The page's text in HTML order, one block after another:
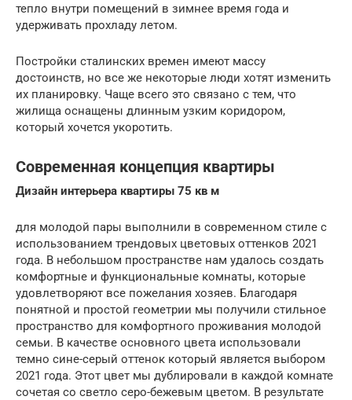
тепло внутри помещений в зимнее время года и
удерживать прохладу летом.
Постройки сталинских времен имеют массу
достоинств, но все же некоторые люди хотят изменить
их планировку. Чаще всего это связано с тем, что
жилища оснащены длинным узким коридором,
который хочется укоротить.
Современная концепция квартиры
Дизайн интерьера квартиры 75 кв м
для молодой пары выполнили в современном стиле с
использованием трендовых цветовых оттенков 2021
года. В небольшом пространстве нам удалось создать
комфортные и функциональные комнаты, которые
удовлетворяют все пожелания хозяев. Благодаря
понятной и простой геометрии мы получили стильное
пространство для комфортного проживания молодой
семьи. В качестве основного цвета использовали
темно сине-серый оттенок который является выбором
2021 года. Этот цвет мы дублировали в каждой комнате
сочетая со светло серо-бежевым цветом. В результате